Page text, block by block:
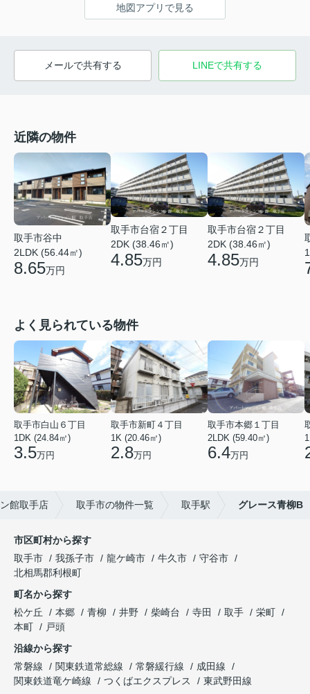
地図アプリで見る
メールで共有する LINEで共有する
近隣の物件
取手市谷中
2LDK (56.44㎡)
8.65万円
取手市台宿２丁目
2DK (38.46㎡)
4.85万円
取手市台宿２丁目
2DK (38.46㎡)
4.85万円
よく見られている物件
取手市白山６丁目
1DK (24.84㎡)
3.5万円
取手市新町４丁目
1K (20.46㎡)
2.8万円
取手市本郷１丁目
2LDK (59.40㎡)
6.4万円
館取手店 取手市の物件一覧 取手駅 グレース青柳B
市区町村から探す
取手市
我孫子市 龍ケ崎市 牛久市
守谷市
北相馬郡利根町
町名から探す
松ケ丘
本郷 青柳 井野 柴崎台 寺田 取手
栄町
本町
戸頭
沿線から探す
常磐線
関東鉄道常総線 常磐緩行線
成田線
関東鉄道竜ケ崎線
つくばエクスプレス
東武野田線